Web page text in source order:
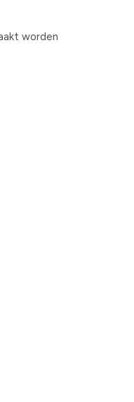
worden